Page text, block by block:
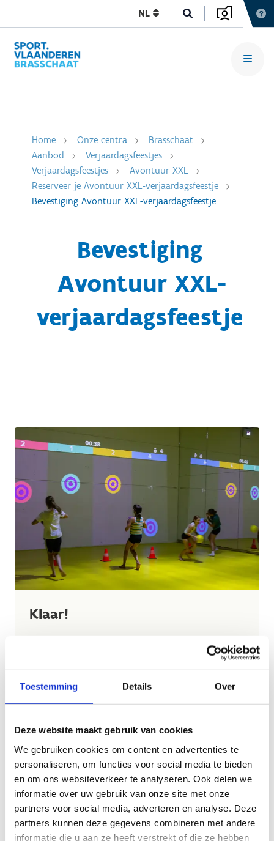
Toestemming Details Over
Deze website maakt gebruik van cookies
We gebruiken cookies om content en advertenties te
personaliseren, om functies voor social media te bieden
en om ons websiteverkeer te analyseren. Ook delen we
informatie over uw gebruik van onze site met onze
partners voor social media, adverteren en analyse. Deze
partners kunnen deze gegevens combineren met andere
informatie die u aan ze heeft verstrekt of die ze hebben
NL
Home Onze centra
Brasschaat
Aanbod
Verjaardagsfeestjes
Verjaardagsfeestjes
Avontuur XXL
Reserveer je Avontuur XXL-verjaardagsfeestje
Bevestiging Avontuur XXL-verjaardagsfeestje
Bevestiging
Avontuur XXL-
verjaardagsfeestje
Klaar!
ongetwijfeld ook, niet? We bekijken asap op welke
voorkeursdatum we jullie kunnen ontvangen. We
activiteiten.brasschaat@sport.vlaanderen
De betaling van je verjaardagsmaaltijd gebeurt ter
plekke in de cafetaria en zal je dus niet op je
betaalverzoek vinden.
Heb je toch nog een vraag? Aarzel niet om ons te
contacteren.